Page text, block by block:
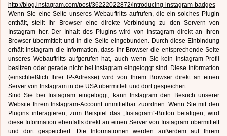
http://blog.instagram.com/post/36222022872/introducing-instagram-badges
Wenn Sie eine Seite unseres Webauftritts aufrufen, die ein solches Plugin
enthält, stellt Ihr Browser eine direkte Verbindung zu den Servern von
Instagram her. Der Inhalt des Plugins wird von Instagram direkt an Ihren
Browser übermittelt und in die Seite eingebunden. Durch diese Einbindung
erhält Instagram die Information, dass Ihr Browser die entsprechende Seite
unseres Webauftritts aufgerufen hat, auch wenn Sie kein Instagram-Profil
besitzen oder gerade nicht bei Instagram eingeloggt sind. Diese Information
(einschließlich Ihrer IP-Adresse) wird von Ihrem Browser direkt an einen
Server von Instagram in die USA übermittelt und dort gespeichert.
Sind Sie bei Instagram eingeloggt, kann Instagram den Besuch unserer
Website Ihrem Instagram-Account unmittelbar zuordnen. Wenn Sie mit den
Plugins interagieren, zum Beispiel das „Instagram“-Button betätigen, wird
diese Information ebenfalls direkt an einen Server von Instagram übermittelt
und dort gespeichert. Die Informationen werden außerdem auf Ihrem